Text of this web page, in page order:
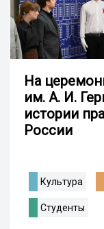
На
им. А. И.
истории
России
Культура
Студенты